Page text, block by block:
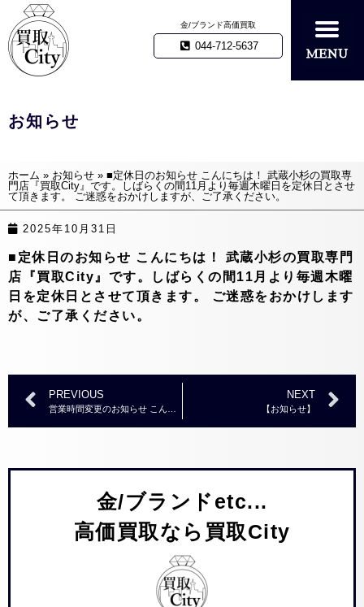
金/ブランド高価買取
044-712-5637
お知らせ
ホーム » お知らせ » ■定休日のお知らせ こんにちは！ 武蔵小杉の買取専
門店『買取City』です。しばらくの間11月より毎週木曜日を定休日とさせ
て頂きます。 ご迷惑をおかけしますが、ご了承ください。
2025年10月31日
■定休日のお知らせ こんにちは！ 武蔵小杉の買取専門
店『買取City』です。しばらくの間11月より毎週木曜
日を定休日とさせて頂きます。 ご迷惑をおかけします
が、ご了承ください。
PREVIOUS NEXT
【お知らせ】
金/ブランドetc...
高価買取なら買取City